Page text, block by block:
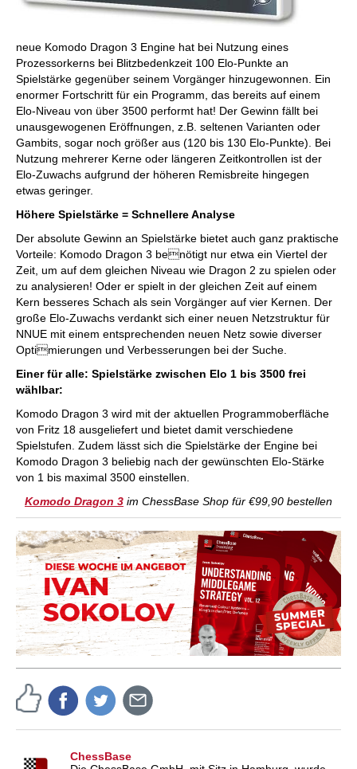
neue Komodo Dragon 3 Engine hat bei Nutzung eines
Prozessorkerns bei Blitzbedenkzeit 100 Elo-Punkte an
Spielstärke gegenüber seinem Vorgänger hinzugewonnen. Ein
enormer Fortschritt für ein Programm, das bereits auf einem
Elo-Niveau von über 3500 performt hat! Der Gewinn fällt bei
unausgewogenen Eröffnungen, z.B. seltenen Varianten oder
Gambits, sogar noch größer aus (120 bis 130 Elo-Punkte). Bei
Nutzung mehrerer Kerne oder längeren Zeitkontrollen ist der
Elo-Zuwachs aufgrund der höheren Remisbreite hingegen
etwas geringer.
Höhere Spielstärke = Schnellere Analyse
Der absolute Gewinn an Spielstärke bietet auch ganz praktische
Vorteile: Komodo Dragon 3 benötigt nur etwa ein Viertel der
Zeit, um auf dem gleichen Niveau wie Dragon 2 zu spielen oder
zu analysieren! Oder er spielt in der gleichen Zeit auf einem
Kern besseres Schach als sein Vorgänger auf vier Kernen. Der
große Elo-Zuwachs verdankt sich einer neuen Netzstruktur für
NNUE mit einem entsprechenden neuen Netz sowie diverser
Optimierungen und Verbesserungen bei der Suche.
Einer für alle: Spielstärke zwischen Elo 1 bis 3500 frei
wählbar:
Komodo Dragon 3 wird mit der aktuellen Programmoberfläche
von Fritz 18 ausgeliefert und bietet damit verschiedene
Spielstufen. Zudem lässt sich die Spielstärke der Engine bei
Komodo Dragon 3 beliebig nach der gewünschten Elo-Stärke
von 1 bis maximal 3500 einstellen.
Komodo Dragon 3 im ChessBase Shop für €99,90 bestellen
ChessBase